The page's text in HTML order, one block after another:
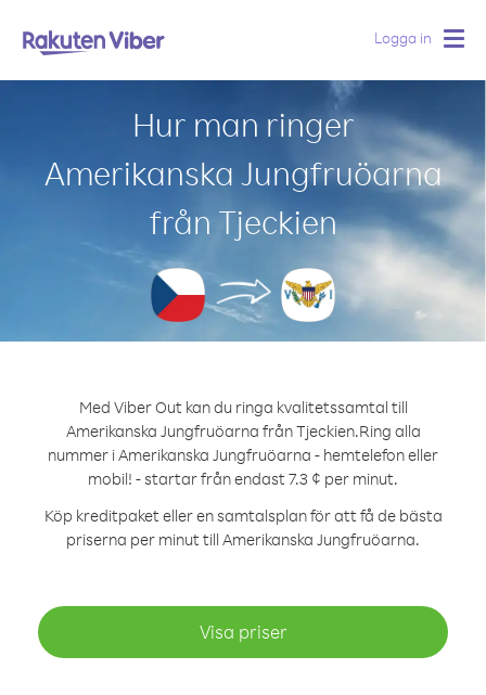
Logga in
Hur man ringer
Amerikanska Jungfruöarna
från Tjeckien
Med Viber Out kan du ringa kvalitetssamtal till
Amerikanska Jungfruöarna från Tjeckien.Ring alla
nummer i Amerikanska Jungfruöarna - hemtelefon eller
mobil! - startar från endast 7.3 ¢ per minut.
Köp kreditpaket eller en samtalsplan för att få de bästa
priserna per minut till Amerikanska Jungfruöarna.
Visa priser